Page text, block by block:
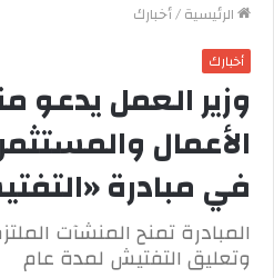
الرئيسية/أخبارك
أخبارك
وزير العمل
الأعمال
في مبادرة
المبادرة تمنح المنشآت
وتعليق التفتيش لمدة عام